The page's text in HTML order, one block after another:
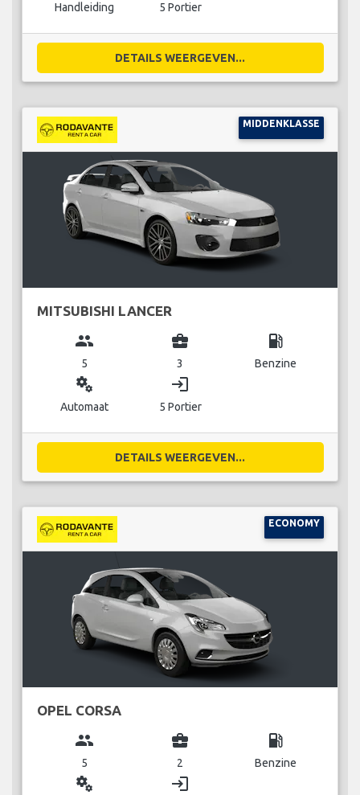
Handleiding 5 Portier
DETAILS WEERGEVEN...
MIDDENKLASSE
MITSUBISHI LANCER
group
5
business_center
3
local_gas_station
Benzine
miscellaneous_services
Automaat
login
5 Portier
DETAILS WEERGEVEN...
ECONOMY
OPEL CORSA
group
5
business_center
2
local_gas_station
Benzine
miscellaneous_services login